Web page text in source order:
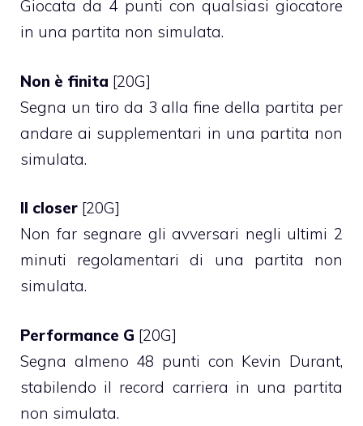
Giocata da 4 punti con qualsiasi giocatore
in una partita non simulata.
Non è finita [20G]
Segna un tiro da 3 alla fine della partita per
andare ai supplementari in una partita non
simulata.
Il closer [20G]
Non far segnare gli avversari negli ultimi 2
minuti regolamentari di una partita non
simulata.
Performance G [20G]
Segna almeno 48 punti con Kevin Durant,
stabilendo il record carriera in una partita
non simulata.